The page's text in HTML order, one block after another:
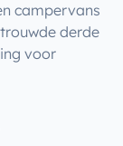
campervans
derde
voor